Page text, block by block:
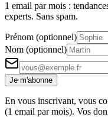
1 email par mois :
experts. Sans spam.
Prénom (optionnel)
Nom (optionnel)
Je m'abonne
En vous inscrivant, vous
(1 email par mois). Vos